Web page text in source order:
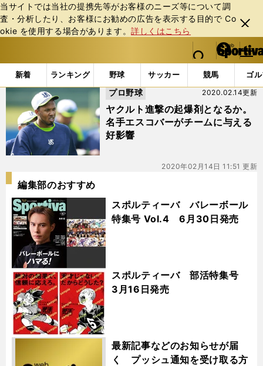
当サイトでは当社の提携先等がお客様のニーズ等について調
査・分析したり、お客様にお勧めの広告を表⽰する⽬的で Co
okie を使⽤する場合があります。詳しくはこちら
閉じ
る
web Sportiva (webスポルティーバ)
検索
マイペ
ー
ジ
メニュ
新着 ランキング 野球 サッカー 競馬 ゴ
b
ス
ポ
ル
テ
ィ
ー
バ
「#ゴールドグラブ賞」の最新ニュース・ 情報
ヤクルト進撃の起爆剤となるか。
名手エスコバーがチームに与える
好影響
2020.02.14更新
プロ野球
2020年02月14日 11:51 更新
編集部のおすすめ
スポルティーバ バレーボール
特集号 Vol.4 6月30日発売
スポルティーバ 部活特集号
3月16日発売
最新記事などのお知らせが届
く プッシュ通知を受け取る方